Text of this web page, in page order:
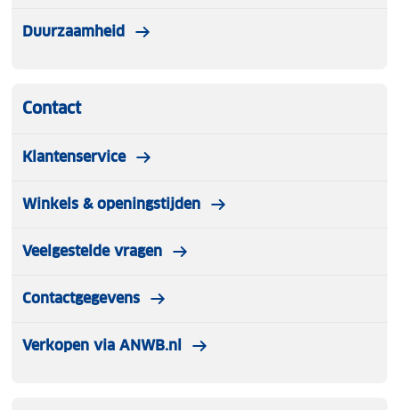
Duurzaamheid
Contact
Klantenservice
Winkels & openingstijden
Veelgestelde vragen
Contactgegevens
Verkopen via ANWB.nl